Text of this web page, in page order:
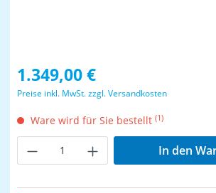
Regulärer Preis:
1.349,00 €
Preise inkl. MwSt. zzgl. Versandkosten
Ware wird für Sie bestellt (1)
Produkt Anzahl: Gib den
In den